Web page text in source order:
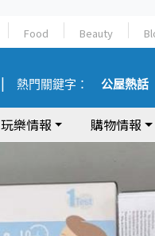
Food Beauty
熱門關鍵字： 公屋熱話
玩樂情報 購物情報